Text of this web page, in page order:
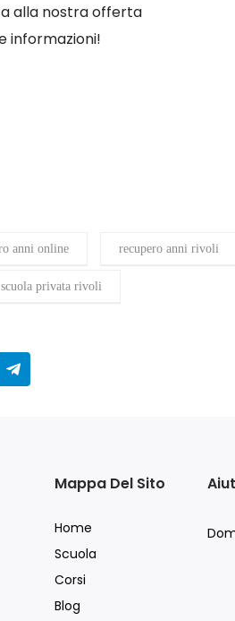
alla nostra offerta
informazioni!
anni online recupero anni rivoli
scuola privata rivoli
Mappa Del Sito
Home
Scuola
Corsi
Blog